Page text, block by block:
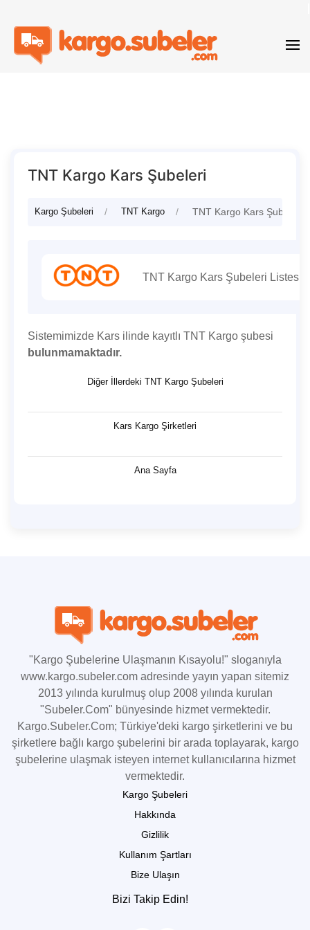
TNT Kargo Kars Şubeleri
Kargo Şubeleri TNT Kargo TNT Kargo Kars Şubeleri
TNT Kargo Kars Şubeleri Listesi
Sistemimizde Kars ilinde kayıtlı TNT Kargo şubesi
bulunmamaktadır.
Diğer İllerdeki TNT Kargo Şubeleri
Kars Kargo Şirketleri
Ana Sayfa
"Kargo Şubelerine Ulaşmanın Kısayolu!" sloganıyla
www.kargo.subeler.com adresinde yayın yapan sitemiz
2013 yılında kurulmuş olup 2008 yılında kurulan
"Subeler.Com" bünyesinde hizmet vermektedir.
Kargo.Subeler.Com; Türkiye'deki kargo şirketlerini ve bu
şirketlere bağlı kargo şubelerini bir arada toplayarak, kargo
şubelerine ulaşmak isteyen internet kullanıcılarına hizmet
vermektedir.
Kargo Şubeleri
Hakkında
Gizlilik
Kullanım Şartları
Bize Ulaşın
Bizi Takip Edin!